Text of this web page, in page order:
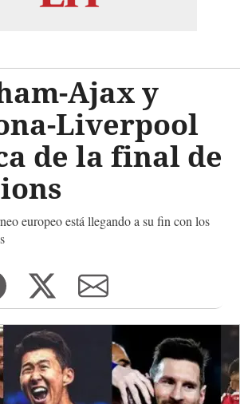
Ajax y
Liverpool
de la final de
europeo está llegando a su fin con los